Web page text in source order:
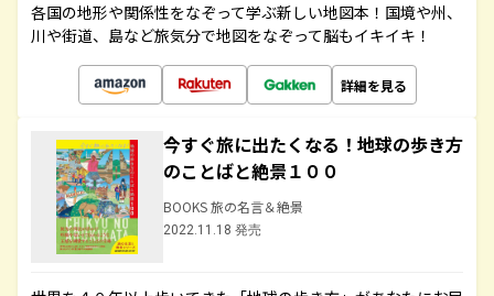
各国の地形や関係性をなぞって学ぶ新しい地図本！国境や州、
川や街道、島など旅気分で地図をなぞって脳もイキイキ！
詳細を見る
今すぐ旅に出たくなる！地球の歩き方
のことばと絶景１００
BOOKS 旅の名言＆絶景
2022.11.18 発売